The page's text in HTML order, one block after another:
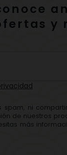
y
spam, ni
de nuestros
más